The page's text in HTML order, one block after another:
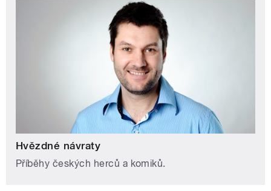
Hvězdné návraty
Příběhy českých herců a komiků.